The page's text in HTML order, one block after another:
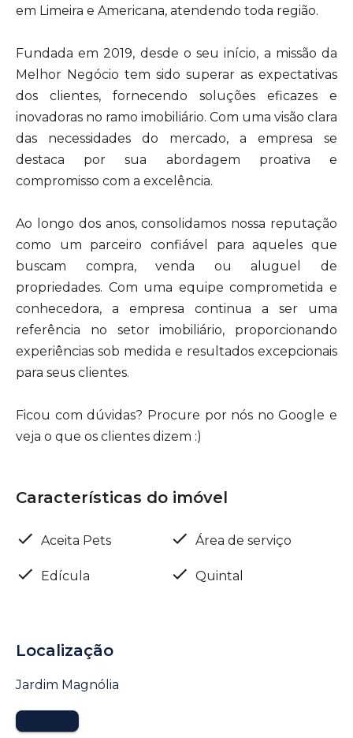
em Limeira e Americana, atendendo toda região.
Fundada em 2019, desde o seu início, a missão da
Melhor Negócio tem sido superar as expectativas
dos clientes, fornecendo soluções eficazes e
inovadoras no ramo imobiliário. Com uma visão clara
das necessidades do mercado, a empresa se
destaca por sua abordagem proativa e
compromisso com a excelência.
Ao longo dos anos, consolidamos nossa reputação
como um parceiro confiável para aqueles que
buscam compra, venda ou aluguel de
propriedades. Com uma equipe comprometida e
conhecedora, a empresa continua a ser uma
referência no setor imobiliário, proporcionando
experiências sob medida e resultados excepcionais
para seus clientes.
Ficou com dúvidas? Procure por nós no Google e
veja o que os clientes dizem :)
Características do imóvel
Aceita Pets Área de serviço
Edícula Quintal
Localização
Jardim Magnólia